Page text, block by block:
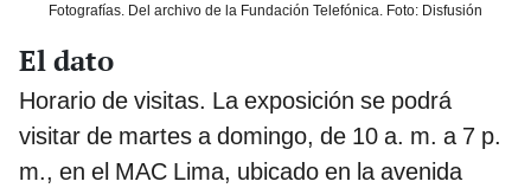
Fotografías. Del archivo de la Fundación Telefónica. Foto: Disfusión
El dato
Horario de visitas. La exposición se podrá
visitar de martes a domingo, de 10 a. m. a 7 p.
m., en el MAC Lima, ubicado en la avenida